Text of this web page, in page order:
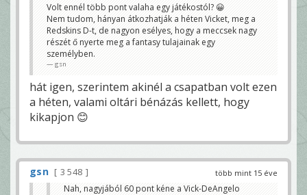
Volt ennél több pont valaha egy játékostól? 😀
Nem tudom, hányan átkozhatják a héten Vicket, meg a
Redskins D-t, de nagyon esélyes, hogy a meccsek nagy
részét ő nyerte meg a fantasy tulajainak egy
személyben.
gsn
hát igen, szerintem akinél a csapatban volt ezen
a héten, valami oltári bénázás kellett, hogy
kikapjon 😊
több mint 15 éve
gsn
3 548
Nah, nagyjából 60 pont kéne a Vick-DeAngelo